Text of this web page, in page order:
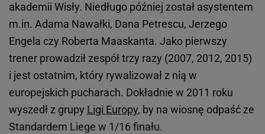
akademii Wisły. Niedługo później został asystentem
m.in. Adama Nawałki, Dana Petrescu, Jerzego
Engela czy Roberta Maaskanta. Jako pierwszy
trener prowadził zespół trzy razy (2007, 2012, 2015)
i jest ostatnim, który rywalizował z nią w
europejskich pucharach. Dokładnie w 2011 roku
wyszedł z grupy Ligi Europy, by na wiosnę odpaść ze
Standardem Liege w 1/16 finału.